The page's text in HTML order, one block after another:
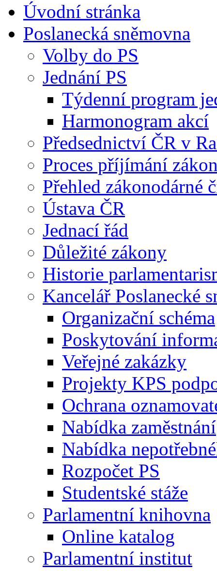
Úvodní stránka
Poslanecká sněmovna
Volby do PS
Jednání PS
Týdenní program
Harmonogram akcí
Předsednictví ČR v
Proces příjímání
Přehled zákonodárné
Ústava ČR
Jednací řád
Důležité zákony
Historie
Kancelář Poslanecké
Organizační schéma
Poskytování
Veřejné zakázky
Projekty KPS
Ochrana
Nabídka zaměstnání
Nabídka
Rozpočet PS
Studentské stáže
Parlamentní knihovna
Online katalog
Parlamentní institut